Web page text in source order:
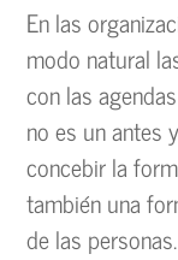
En las
modo natural
con las
no es un antes
concebir la
también una
de las personas.